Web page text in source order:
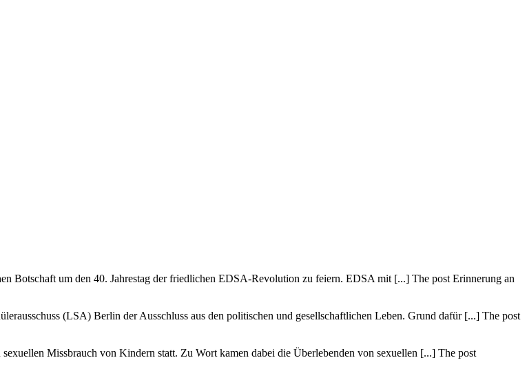
Botschaft um den 40. Jahrestag der friedlichen EDSA-Revolution zu feiern. EDSA mit [...] The post Erinnerung an
(LSA) Berlin der Ausschluss aus den politischen und gesellschaftlichen Leben. Grund dafür [...] The post
Missbrauch von Kindern statt. Zu Wort kamen dabei die Überlebenden von sexuellen [...] The post